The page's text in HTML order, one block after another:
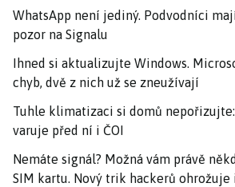
WhatsApp není jediný. Podvodníci
pozor na Signalu
Ihned si aktualizujte Windows.
chyb, dvě z nich už se zneužívají
Tuhle klimatizaci si domů
varuje před ní i ČOI
Nemáte signál? Možná vám právě
SIM kartu. Nový trik hackerů ohrožuje